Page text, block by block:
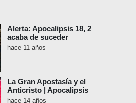
Alerta: Apocalipsis 18, 2
acaba de suceder
hace 11 años
La Gran Apostasía y el
Anticristo | Apocalipsis
hace 14 años